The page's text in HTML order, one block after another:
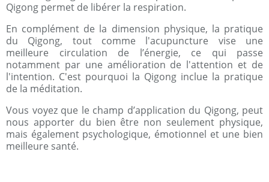
Qigong permet de libérer la respiration.
En complément de la dimension physique, la pratique
du Qigong, tout comme l'acupuncture vise une
meilleure circulation de l’énergie, ce qui passe
notamment par une amélioration de l'attention et de
l'intention. C'est pourquoi la Qigong inclue la pratique
de la méditation.
Vous voyez que le champ d’application du Qigong, peut
nous apporter du bien être non seulement physique,
mais également psychologique, émotionnel et une bien
meilleure santé.